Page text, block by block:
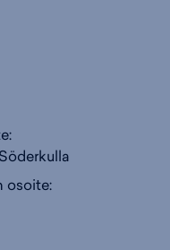
osoite: